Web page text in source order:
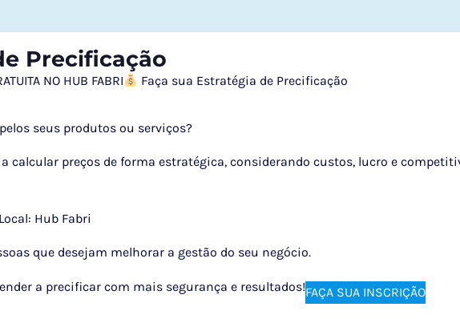
Precificação
NO HUB FABRI Faça sua Estratégia de Precificação
seus produtos ou serviços?
calcular preços de forma estratégica, considerando custos, lucro e
Local: Hub Fabri
que desejam melhorar a gestão do seu negócio.
a precificar com mais segurança e resultados!FAÇA SUA INSCRIÇÃO